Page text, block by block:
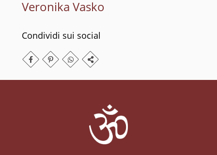
Veronika Vasko
Condividi sui social